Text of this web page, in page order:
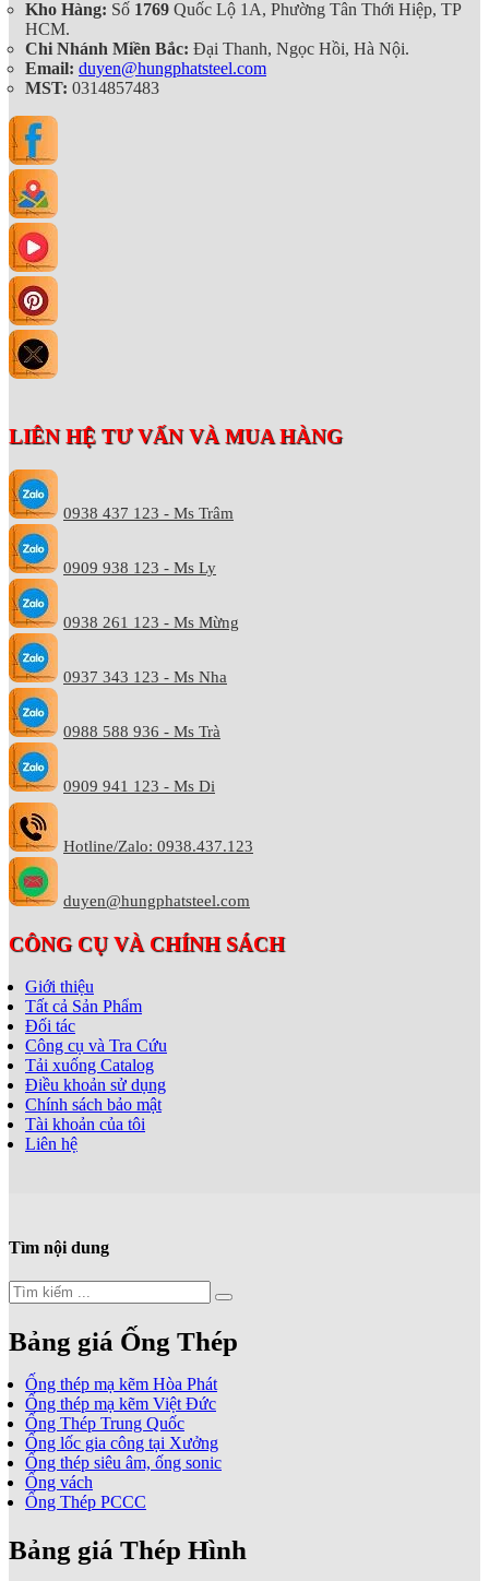
Kho Hàng: Số 1769 Quốc Lộ 1A, Phường Tân Thới Hiệp, TP
HCM.
Chi Nhánh Miền Bắc: Đại Thanh, Ngọc Hồi, Hà Nội.
Email: duyen@hungphatsteel.com
MST: 0314857483
LIÊN HỆ TƯ VẤN VÀ MUA HÀNG
0938 437 123 - Ms Trâm
0909 938 123 - Ms Ly
0938 261 123 - Ms Mừng
0937 343 123 - Ms Nha
0988 588 936 - Ms Trà
0909 941 123 - Ms Di
Hotline/Zalo: 0938.437.123
duyen@hungphatsteel.com
CÔNG CỤ VÀ CHÍNH SÁCH
Giới thiệu
Tất cả Sản Phẩm
Đối tác
Công cụ và Tra Cứu
Tải xuống Catalog
Điều khoản sử dụng
Chính sách bảo mật
Tài khoản của tôi
Liên hệ
Tìm nội dung
Bảng giá Ống Thép
Ống thép mạ kẽm Hòa Phát
Ống thép mạ kẽm Việt Đức
Ống Thép Trung Quốc
Ống lốc gia công tại Xưởng
Ống thép siêu âm, ống sonic
Ống vách
Ống Thép PCCC
Bảng giá Thép Hình